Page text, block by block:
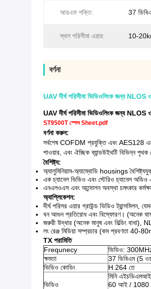
আরএফ শক্তি: 37
স্থল পরিসীমা এয়ার: 10-
বর্ণনা
UAV দীর্ঘ পরিসীমা ভিডিওলিংক জন্য
UAV দীর্ঘ পরিসীমা ভিডিওলিংক জন্য
ST9500T স্পেস Sheet.pdf
বর্ণনা করুন:
সর্বশেষ COFDM প্রযুক্তি এবং AES128
পাওয়ার, এবং ঐচ্ছিক ব্যান্ডউইথটি বিভিন্ন
বৈশিষ্ট্য:
অ্যালুমিনিয়াম-অ্যাম্বোডি housings
এক চ্যানেল ভিডিও এবং স্টেরিও চ্যানেল
এনএলওএস এবং আন্দোলন অবস্থা চমৎকার
অ্যাপ্লিকেশন:
দীর্ঘ পরিসর এয়ার গ্রাউন্ড ভিডিও ট্রান্সমিশন,
বন আগুন প্রতিরোধ এবং বিস্ফোরণ। (অনেক
জরুরী উদ্ধার (অনেক মানুষ এবং বিল্ডিং
লং রেঞ্জ মিডিয়া সম্প্রচার (কম প্রবণতা 40-
TX পরামিতি
Frequnecy
ভিডিও:
ক্ষমতা
37 ডিবিএম (5
ভিডিও কোডিং
H.264 তে
ভিডিও
মিনি
60 আই / 1080